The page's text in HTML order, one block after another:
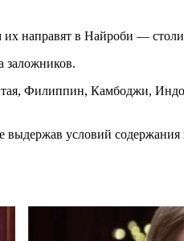
направят в Найроби —
заложников.
Филиппин, Камбоджи,
условий